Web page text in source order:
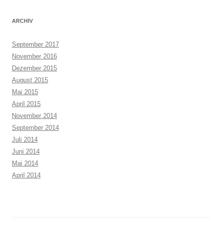
ARCHIV
September 2017
November 2016
Dezember 2015
August 2015
Mai 2015
April 2015
November 2014
September 2014
Juli 2014
Juni 2014
Mai 2014
April 2014